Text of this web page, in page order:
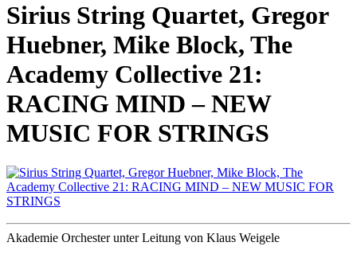
Sirius String Quartet, Gregor
Huebner, Mike Block, The
Academy Collective 21:
RACING MIND – NEW
MUSIC FOR STRINGS
Akademie Orchester unter Leitung von Klaus Weigele